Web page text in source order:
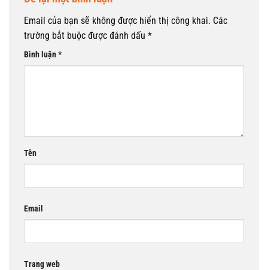
Email của bạn sẽ không được hiển thị công khai. Các
trường bắt buộc được đánh dấu *
Bình luận*
Tên
Email
Trang web